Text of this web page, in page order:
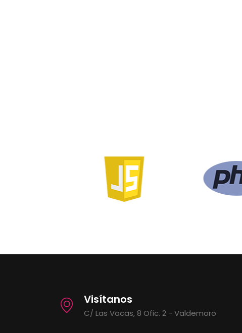
Visítanos
C/ Las Vacas, 8 Ofic. 2 - Valdemoro